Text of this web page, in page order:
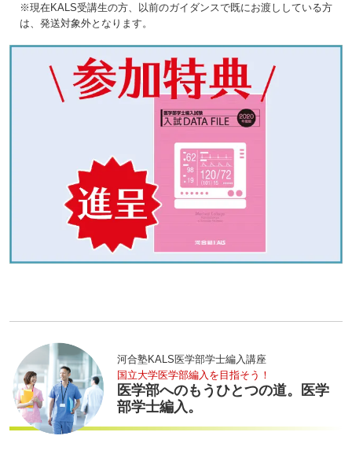
※現在KALS受講生の方、以前のガイダンスで既にお渡ししている方
は、発送対象外となります。
河合塾KALS医学部学士編入講座
国立大学医学部編入を目指そう！
医学部へのもうひとつの道。医学
部学士編入。